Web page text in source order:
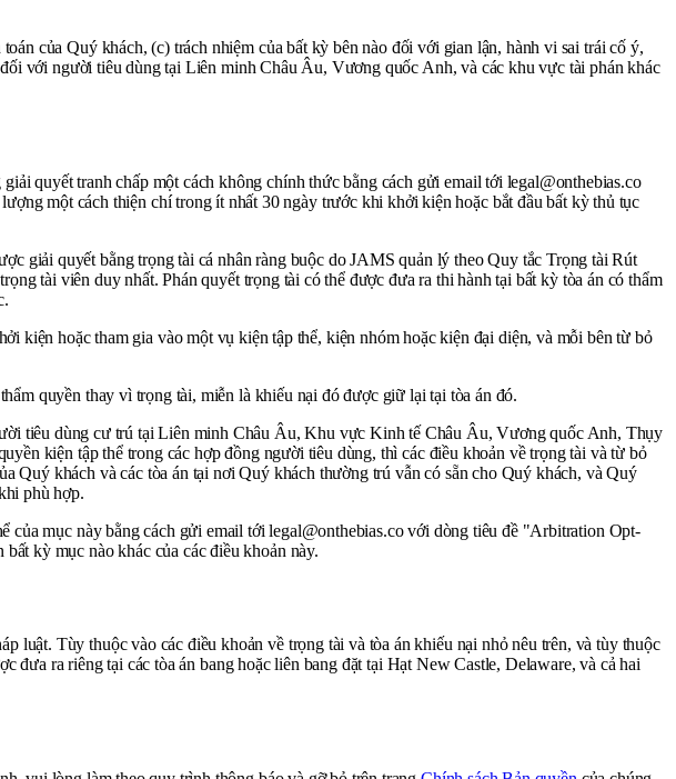
của Quý khách, (c) trách nhiệm của bất kỳ bên nào đối với gian lận, hành vi sai trái cố ý,
với người tiêu dùng tại Liên minh Châu Âu, Vương quốc Anh, và các khu vực tài phán khác
quyết tranh chấp một cách không chính thức bằng cách gửi email tới legal@onthebias.co
một cách thiện chí trong ít nhất 30 ngày trước khi khởi kiện hoặc bắt đầu bất kỳ thủ tục
giải quyết bằng trọng tài cá nhân ràng buộc do JAMS quản lý theo Quy tắc Trọng tài Rút
tài viên duy nhất. Phán quyết trọng tài có thể được đưa ra thi hành tại bất kỳ tòa án có thẩm
hoặc tham gia vào một vụ kiện tập thể, kiện nhóm hoặc kiện đại diện, và mỗi bên từ bỏ
quyền thay vì trọng tài, miễn là khiếu nại đó được giữ lại tại tòa án đó.
tiêu dùng cư trú tại Liên minh Châu Âu, Khu vực Kinh tế Châu Âu, Vương quốc Anh, Thụy
kiện tập thể trong các hợp đồng người tiêu dùng, thì các điều khoản về trọng tài và từ bỏ
Quý khách và các tòa án tại nơi Quý khách thường trú vẫn có sẵn cho Quý khách, và Quý
phù hợp.
mục này bằng cách gửi email tới legal@onthebias.co với dòng tiêu đề "Arbitration Opt-
kỳ mục nào khác của các điều khoản này.
luật. Tùy thuộc vào các điều khoản về trọng tài và tòa án khiếu nại nhỏ nêu trên, và tùy thuộc
đưa ra riêng tại các tòa án bang hoặc liên bang đặt tại Hạt New Castle, Delaware, và cả hai